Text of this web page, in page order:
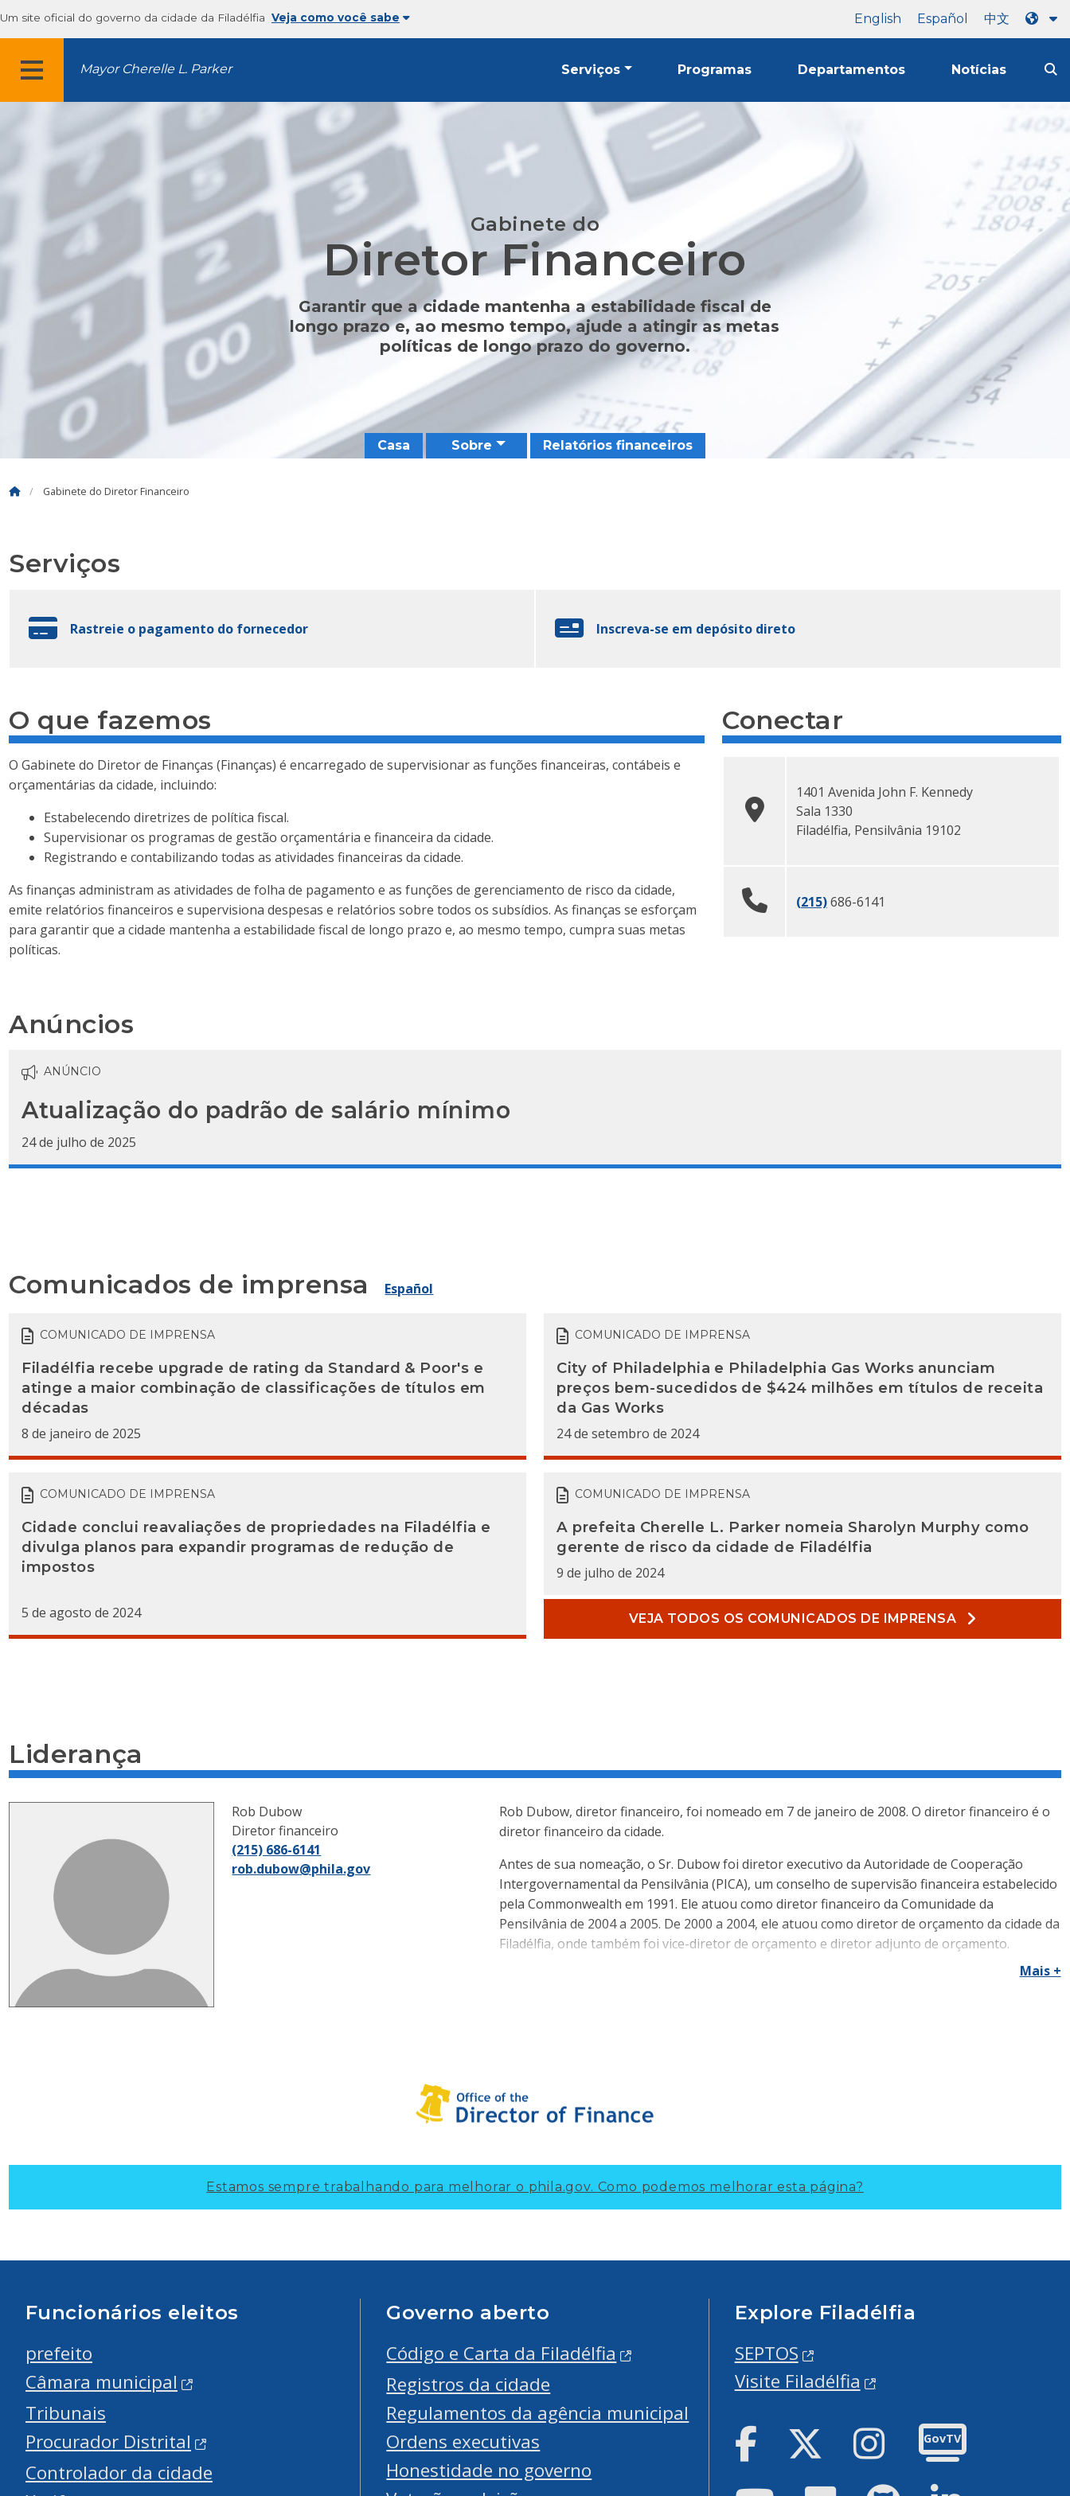
Um site oficial do governo da cidade da Filadélfia Veja como você sabe English Español 中文
MENU
Mayor Cherelle L. Parker Serviços Programas Departamentos Notícias
Gabinete do
Diretor Financeiro
Garantir que a cidade mantenha a estabilidade fiscal de
longo prazo e, ao mesmo tempo, ajude a atingir as metas
políticas de longo prazo do governo.
Casa Sobre Relatórios financeiros
Gabinete do Diretor Financeiro
Serviços
Rastreie o pagamento do fornecedor Inscreva-se em depósito direto
O que fazemos
O Gabinete do Diretor de Finanças (Finanças) é encarregado de supervisionar as funções financeiras, contábeis e
orçamentárias da cidade, incluindo:
Estabelecendo diretrizes de política fiscal.
Supervisionar os programas de gestão orçamentária e financeira da cidade.
Registrando e contabilizando todas as atividades financeiras da cidade.
As finanças administram as atividades de folha de pagamento e as funções de gerenciamento de risco da cidade,
emite relatórios financeiros e supervisiona despesas e relatórios sobre todos os subsídios. As finanças se esforçam
para garantir que a cidade mantenha a estabilidade fiscal de longo prazo e, ao mesmo tempo, cumpra suas metas
políticas.
Conectar
1401 Avenida John F. Kennedy
Sala 1330
Filadélfia, Pensilvânia 19102
(215)686-6141
Anúncios
ANÚNCIO
Atualização do padrão de salário mínimo
24 de julho de 2025
Comunicados de imprensa Español
COMUNICADO DE IMPRENSA
Filadélfia recebe upgrade de rating da Standard & Poor's e
atinge a maior combinação de classificações de títulos em
décadas
8 de janeiro de 2025
COMUNICADO DE IMPRENSA
City of Philadelphia e Philadelphia Gas Works anunciam
preços bem-sucedidos de $424 milhões em títulos de receita
da Gas Works
24 de setembro de 2024
COMUNICADO DE IMPRENSA
Cidade conclui reavaliações de propriedades na Filadélfia e
divulga planos para expandir programas de redução de
impostos
5 de agosto de 2024
COMUNICADO DE IMPRENSA
A prefeita Cherelle L. Parker nomeia Sharolyn Murphy como
gerente de risco da cidade de Filadélfia
9 de julho de 2024
VEJA TODOS OS COMUNICADOS DE IMPRENSA
Liderança
Rob Dubow
Diretor financeiro
(215) 686-6141
rob.dubow@phila.gov
Rob Dubow, diretor financeiro, foi nomeado em 7 de janeiro de 2008. O diretor financeiro é o
diretor financeiro da cidade.
Antes de sua nomeação, o Sr. Dubow foi diretor executivo da Autoridade de Cooperação
Intergovernamental da Pensilvânia (PICA), um conselho de supervisão financeira estabelecido
pela Commonwealth em 1991. Ele atuou como diretor financeiro da Comunidade da
Pensilvânia de 2004 a 2005. De 2000 a 2004, ele atuou como diretor de orçamento da cidade da
Filadélfia, onde também foi vice-diretor de orçamento e diretor adjunto de orçamento.
Mais +
Estamos sempre trabalhando para melhorar o phila.gov. Como podemos melhorar esta página?
Funcionários eleitos
prefeito
Câmara municipal
Tribunais
Procurador Distrital
Controlador da cidade
Governo aberto
Código e Carta da Filadélfia
Registros da cidade
Regulamentos da agência municipal
Ordens executivas
Honestidade no governo
Explore Filadélfia
SEPTOS
Visite Filadélfia
Facebook TwitterInstagram
GovTV